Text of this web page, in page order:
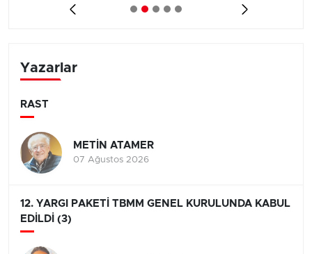
Yazarlar
RAST
METİN ATAMER
07 Ağustos 2026
12. YARGI PAKETİ TBMM GENEL KURULUNDA KABUL
EDİLDİ (3)